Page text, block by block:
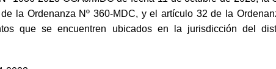
la Ordenanza Nº 360-MDC, y el artículo 32 de la
que se encuentren ubicados en la jurisdicción del